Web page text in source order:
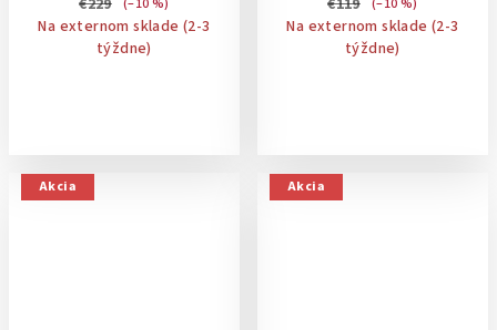
CENE: MIDNIGHT BLUE
€229 (–10 %)
Na externom sklade (2-3
týždne)
€119 (–10 %)
Na externom sklade (2-3
týždne)
Akcia Akcia